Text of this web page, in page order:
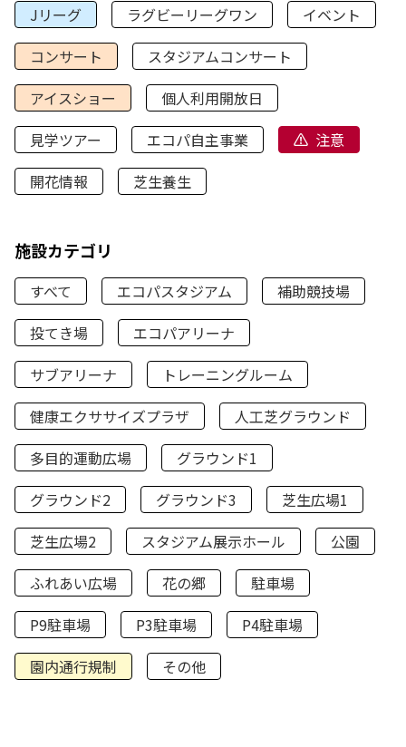
Jリーグ
ラグビーリーグワン
イベント
コンサート
スタジアムコンサート
アイスショー
個人利用開放日
見学ツアー
エコパ自主事業
注意
開花情報
芝生養生
施設カテゴリ
すべて エコパスタジアム
補助競技場
投てき場
エコパアリーナ
サブアリーナ
トレーニングルーム
健康エクササイズプラザ
人工芝グラウンド
多目的運動広場
グラウンド1
グラウンド2
グラウンド3
芝生広場1
芝生広場2
スタジアム展示ホール
公園
ふれあい広場
花の郷
駐車場
P9駐車場
P3駐車場
P4駐車場
園内通行規制
その他